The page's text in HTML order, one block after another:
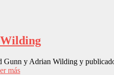
y Adrian Wilding y
más